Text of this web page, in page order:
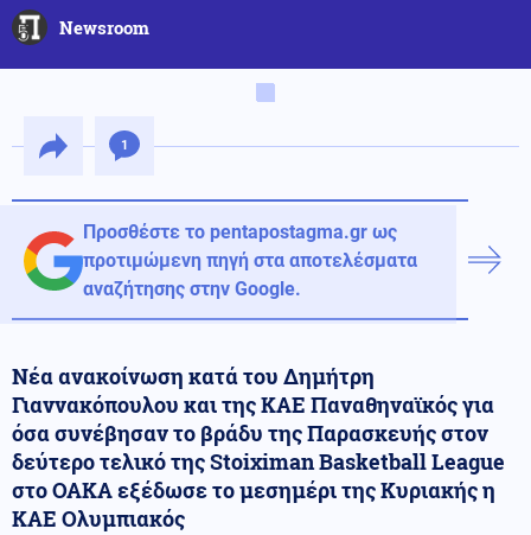
Newsroom
1
Προσθέστε το pentapostagma.gr ως
προτιμώμενη πηγή στα αποτελέσματα
αναζήτησης στην Google.
Νέα ανακοίνωση κατά του Δημήτρη
Γιαννακόπουλου και της ΚΑΕ Παναθηναϊκός για
όσα συνέβησαν το βράδυ της Παρασκευής στον
δεύτερο τελικό της Stoiximan Basketball League
στο ΟΑΚΑ εξέδωσε το μεσημέρι της Κυριακής η
ΚΑΕ Ολυμπιακός